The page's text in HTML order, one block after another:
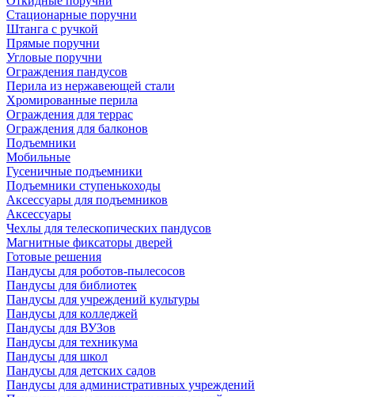
Стационарные поручни
Штанга с ручкой
Прямые поручни
Угловые поручни
Ограждения пандусов
Перила из нержавеющей стали
Хромированные перила
Ограждения для террас
Ограждения для балконов
Подъемники
Мобильные
Гусеничные подъемники
Подъемники ступенькоходы
Аксессуары для подъемников
Аксессуары
Чехлы для телескопических пандусов
Магнитные фиксаторы дверей
Готовые решения
Пандусы для роботов-пылесосов
Пандусы для библиотек
Пандусы для учреждений культуры
Пандусы для колледжей
Пандусы для ВУЗов
Пандусы для техникума
Пандусы для школ
Пандусы для детских садов
Пандусы для административных учреждений